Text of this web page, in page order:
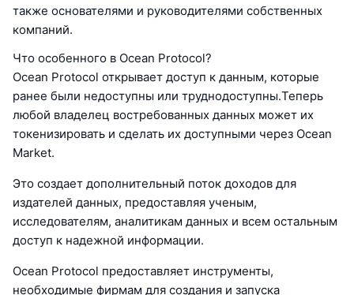
также основателями и руководителями собственных
компаний.
Что особенного в Ocean Protocol?
Ocean Protocol открывает доступ к данным, которые
ранее были недоступны или труднодоступны.Теперь
любой владелец востребованных данных может их
токенизировать и сделать их доступными через Ocean
Market.
Это создает дополнительный поток доходов для
издателей данных, предоставляя ученым,
исследователям, аналитикам данных и всем остальным
доступ к надежной информации.
Ocean Protocol предоставляет инструменты,
необходимые фирмам для создания и запуска